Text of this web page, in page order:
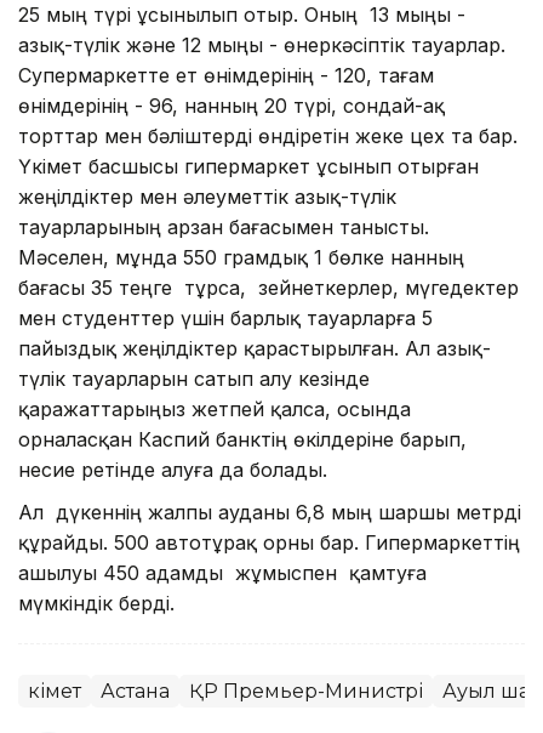
25 мың түрі ұсынылып отыр. Оның 13 мыңы -
азық-түлік және 12 мыңы - өнеркәсіптік тауарлар.
Супермаркетте ет өнімдерінің - 120, тағам
өнімдерінің - 96, нанның 20 түрі, сондай-ақ
торттар мен бәліштерді өндіретін жеке цех та бар.
Үкімет басшысы гипермаркет ұсынып отырған
жеңілдіктер мен әлеуметтік азық-түлік
тауарларының арзан бағасымен танысты.
Мәселен, мұнда 550 грамдық 1 бөлке нанның
бағасы 35 теңге тұрса, зейнеткерлер, мүгедектер
мен студенттер үшін барлық тауарларға 5
пайыздық жеңілдіктер қарастырылған. Ал азық-
түлік тауарларын сатып алу кезінде
қаражаттарыңыз жетпей қалса, осында
орналасқан Каспий банктің өкілдеріне барып,
несие ретінде алуға да болады.
Ал дүкеннің жалпы ауданы 6,8 мың шаршы метрді
құрайды. 500 автотұрақ орны бар. Гипермаркеттің
ашылуы 450 адамды жұмыспен қамтуға
мүмкіндік берді.
Үкімет Астана ҚР Премьер-Министрі Ауыл